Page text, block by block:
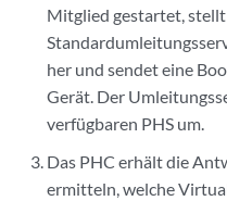
Mitglied gestartet,
her und sendet eine
Gerät. Der
verfügbaren PHS um.
Das PHC erhält die
ermitteln, welche